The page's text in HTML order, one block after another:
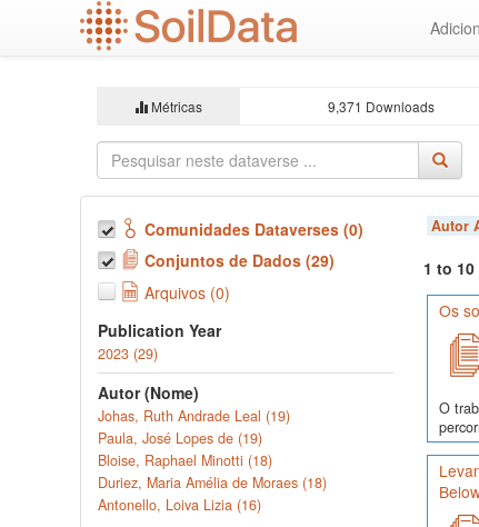
Métricas 9,371 Downloads
Comunidades Dataverses (0)
Conjuntos de Dados (29)
Arquivos (0)
Publication Year
2023 (29)
Autor (Nome)
Johas, Ruth Andrade Leal (19)
Paula, José Lopes de (19)
Bloise, Raphael Minotti (18)
Duriez, Maria Amélia de Moraes (18)
Antonello, Loiva Lizia (16)
Autor
1 to
Os
O